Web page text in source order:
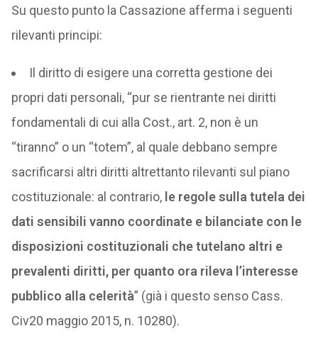
Su questo punto la Cassazione afferma i seguenti
rilevanti principi:
Il diritto di esigere una corretta gestione dei
propri dati personali, “pur se rientrante nei diritti
fondamentali di cui alla Cost., art. 2, non è un
“tiranno” o un “totem”, al quale debbano sempre
sacrificarsi altri diritti altrettanto rilevanti sul piano
costituzionale: al contrario, le regole sulla tutela dei
dati sensibili vanno coordinate e bilanciate con le
disposizioni costituzionali che tutelano altri e
prevalenti diritti, per quanto ora rileva l’interesse
pubblico alla celerità” (già i questo senso Cass.
Civ20 maggio 2015, n. 10280).